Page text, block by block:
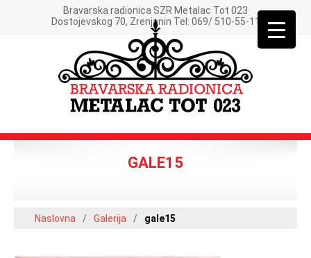
Bravarska radionica SZR Metalac Tot 023
Dostojevskog 70, Zrenjanin Tel: 069/ 510-55-11
GALE15
Naslovna / Galerija / gale15